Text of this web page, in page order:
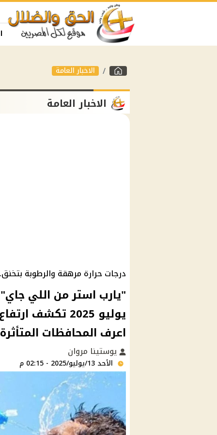
الاخبار العامة
الاخبار العامة
درجات حرارة مرهقة والرطوبة
يوليو 2025
اعرف المحافظات
يوستينا مروان
الأحد 13/يوليو/2025 - 02:15 م